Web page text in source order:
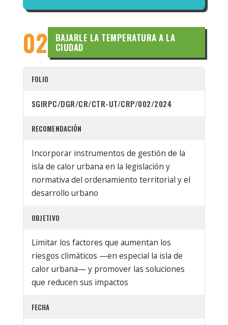
02 BAJARLE LA TEMPERATURA A LA
CIUDAD
FOLIO
SGIRPC/DGR/CR/CTR-UT/CRP/002/2024
RECOMENDACIÓN
Incorporar instrumentos de gestión de la
isla de calor urbana en la legislación y
normativa del ordenamiento territorial y el
desarrollo urbano
OBJETIVO
Limitar los factores que aumentan los
riesgos climáticos —en especial la isla de
calor urbana— y promover las soluciones
que reducen sus impactos
FECHA